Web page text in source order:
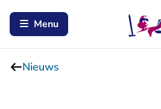
Menu
Nieuws